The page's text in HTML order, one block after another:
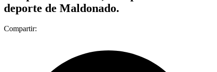
deporte de Maldonado.
Compartir: